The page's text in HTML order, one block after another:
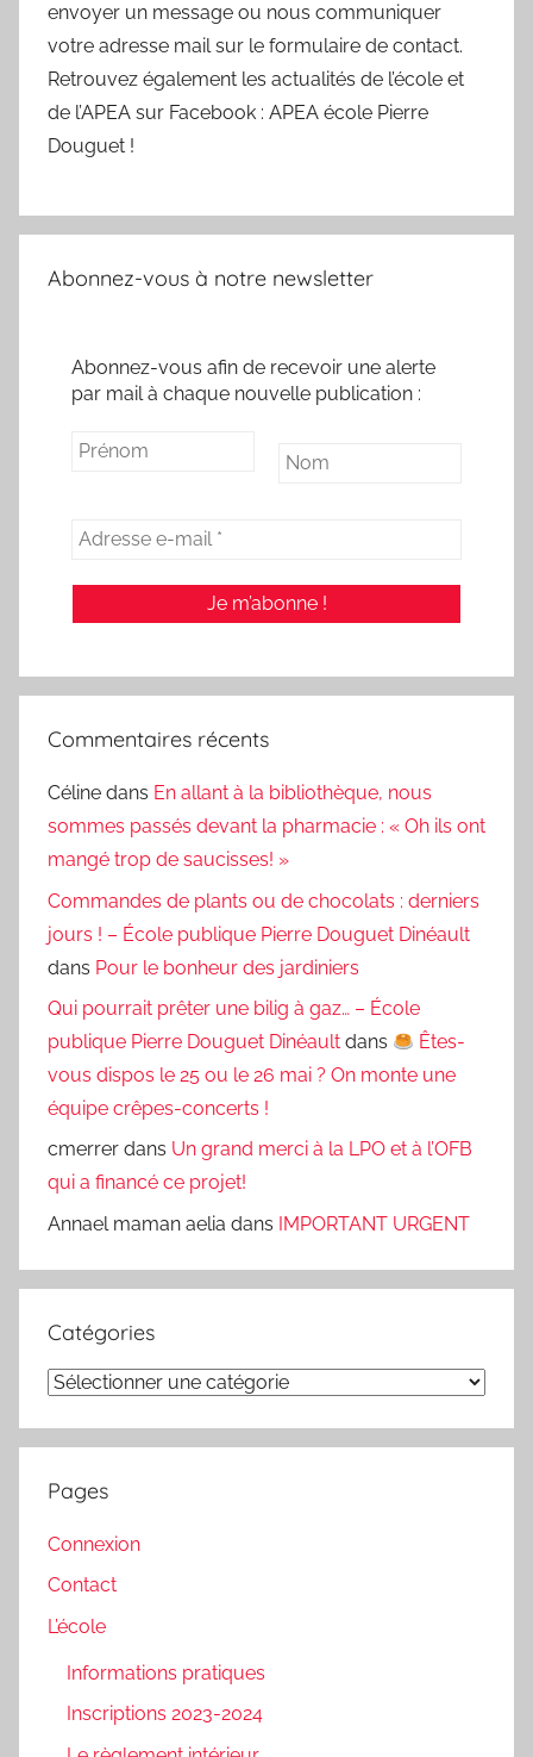
envoyer un message ou nous communiquer
votre adresse mail sur le formulaire de contact.
Retrouvez également les actualités de l’école et
de l’APEA sur Facebook : APEA école Pierre
Douguet !
Abonnez-vous à notre newsletter
Abonnez-vous afin de recevoir une alerte
par mail à chaque nouvelle publication :
Commentaires récents
Céline dans En allant à la bibliothèque, nous
sommes passés devant la pharmacie : « Oh ils ont
mangé trop de saucisses! »
Commandes de plants ou de chocolats : derniers
jours ! – École publique Pierre Douguet Dinéault
dans Pour le bonheur des jardiniers
Qui pourrait prêter une bilig à gaz… – École
publique Pierre Douguet Dinéault dans
Êtes-
vous dispos le 25 ou le 26 mai ? On monte une
équipe crêpes-concerts !
cmerrer dans Un grand merci à la LPO et à l’OFB
qui a financé ce projet!
Annael maman aelia dans IMPORTANT URGENT
Catégories
Catégories
Pages
Connexion
Contact
L’école
Informations pratiques
Inscriptions 2023-2024